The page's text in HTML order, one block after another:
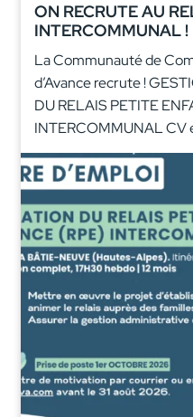
ON RECRUTE AU
INTERCOMMUNAL !
La Communauté de
d’Avance recrute !
DU RELAIS PETITE
INTERCOMMUNAL